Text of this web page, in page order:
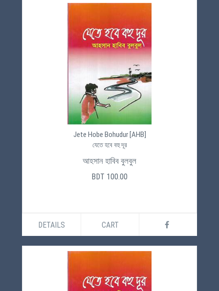
Jete Hobe Bohudur [AHB]
যেতে হবে বহু দূর
আহসান হাবিব বুলবুল
BDT 100.00
DETAILS CART